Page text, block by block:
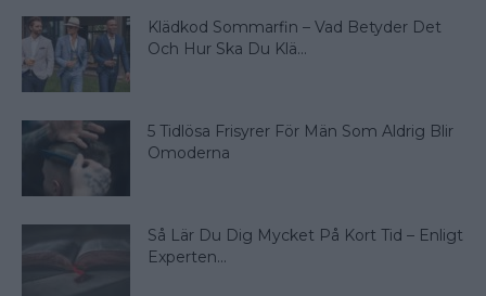
Klädkod Sommarfin – Vad Betyder Det
Och Hur Ska Du Klä...
5 Tidlösa Frisyrer För Män Som Aldrig Blir
Omoderna
Så Lär Du Dig Mycket På Kort Tid – Enligt
Experten...